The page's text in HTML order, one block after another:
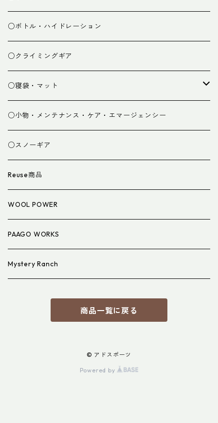
ミドルレイヤー
ベースレイヤー
パンツ
グローブ
スパッツ・ゲイター
衣類小物
アイウェア
○ボトル・ハイドレーション
○クライミングギア
○寝袋・マット
寝袋
マット
寝具小物
○小物・メンテナンス・ケア・エマージェンシー
○スノーギア
Reuse商品
WOOL POWER
PAAGO WORKS
Mystery Ranch
商品一覧に戻る
© アドスポーツ
Powered by